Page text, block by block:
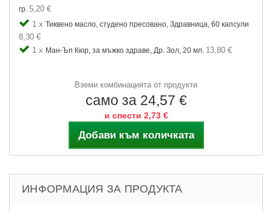
гр. 5,20 €
1 x Тиквено масло, студено пресовано, Здравница, 60 капсули
8,30 €
1 x Ман-Ъп Кюр, за мъжко здраве, Др. Зол, 20 мл. 13,80 €
Вземи комбинацията от продукти
само за 24,57 €
и спести 2,73 €
Добави към количката
ИНФОРМАЦИЯ ЗА ПРОДУКТА